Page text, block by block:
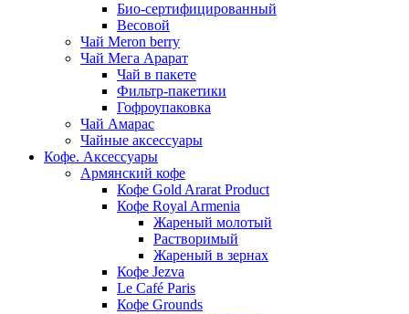
Био-сертифицированный
Весовой
Чай Meron berry
Чай Мега Арарат
Чай в пакете
Фильтр-пакетики
Гофроупаковка
Чай Амарас
Чайные аксессуары
Кофе. Аксессуары
Армянский кофе
Кофе Gold Ararat Product
Кофе Royal Armenia
Жареный молотый
Растворимый
Жареный в зернах
Кофе Jezva
Le Café Paris
Кофе Grounds